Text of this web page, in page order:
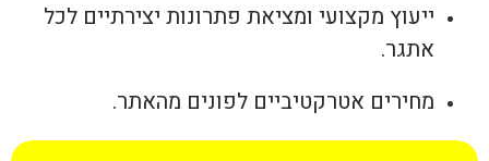
ייעוץ מקצועי ומציאת פתרונות יצירתיים לכל
אתגר.
מחירים אטרקטיביים לפונים מהאתר.